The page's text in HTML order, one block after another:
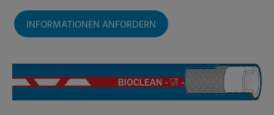
INFORMATIONEN ANFORDERN